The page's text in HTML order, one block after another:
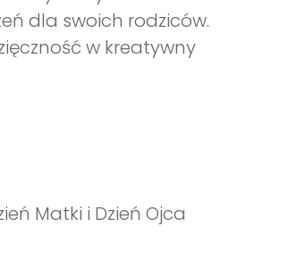
dla swoich rodziców.
w kreatywny
Matki i Dzień Ojca